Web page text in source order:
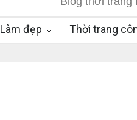
Làm đẹp Thời trang